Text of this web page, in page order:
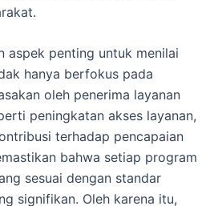
aspek penting untuk menilai
hanya berfokus pada
oleh penerima layanan
peningkatan akses layanan,
terhadap pencapaian
bahwa setiap program
sesuai dengan standar
signifikan. Oleh karena itu,